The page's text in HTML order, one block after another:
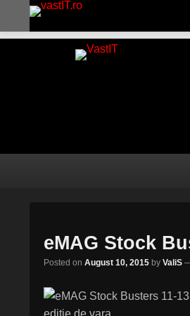
vastIT.ro
eMAG Stock
Posted on August 10, 2015 by ValiS